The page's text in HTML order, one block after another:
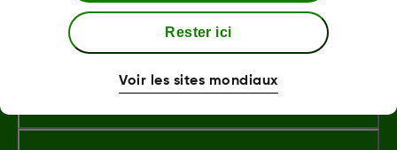
Termes et politiques
Rester ici
Voir les sites mondiaux